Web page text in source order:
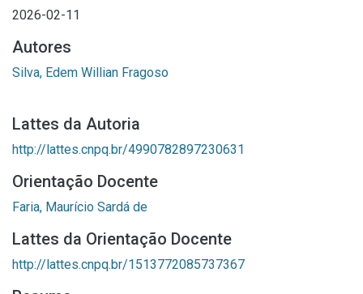
2026-02-11
Autores
Silva, Edem Willian Fragoso
Lattes da Autoria
http://lattes.cnpq.br/4990782897230631
Orientação Docente
Faria, Maurício Sardá de
Lattes da Orientação Docente
http://lattes.cnpq.br/1513772085737367